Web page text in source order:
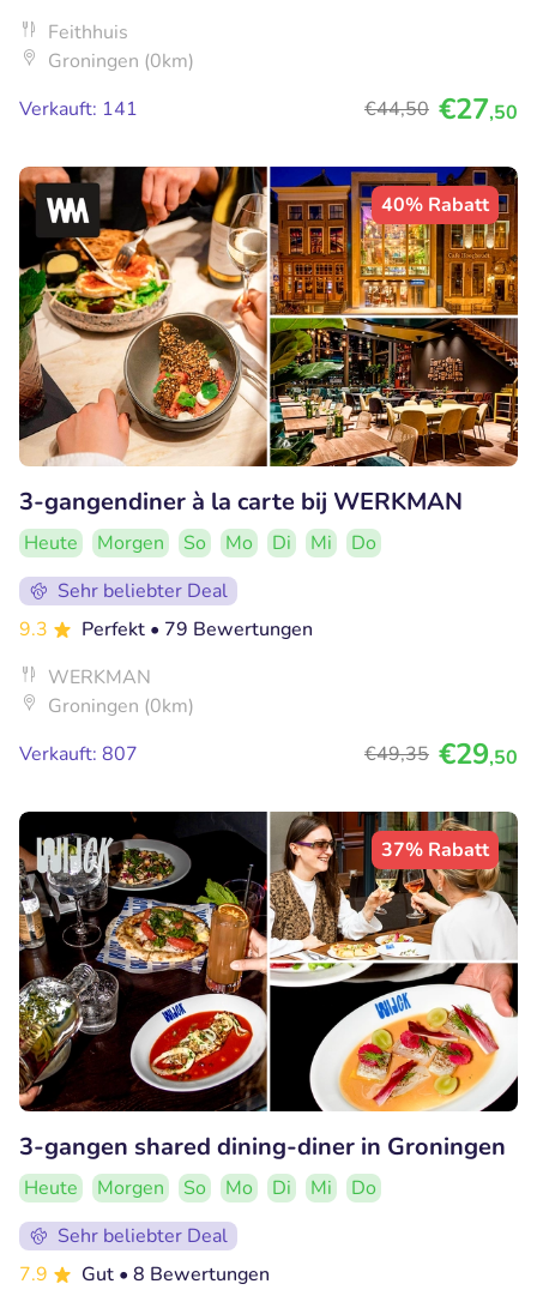
Feithhuis
Groningen (0km)
Verkauft: 141
€44,50 €27,50
40% Rabatt
3-gangendiner à la carte bij WERKMAN
Heute Morgen So Mo Di Mi
Do
Sehr beliebter Deal
9.3
Perfekt • 79 Bewertungen
WERKMAN
Groningen (0km)
Verkauft: 807
€49,35 €29,50
37% Rabatt
3-gangen shared dining-diner in Groningen
Heute Morgen So Mo Di Mi
Do
Sehr beliebter Deal
7.9
Gut • 8 Bewertungen